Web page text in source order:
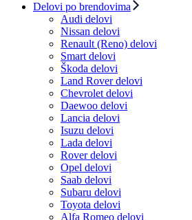
Delovi po brendovima
Audi delovi
Nissan delovi
Renault (Reno) delovi
Smart delovi
Škoda delovi
Land Rover delovi
Chevrolet delovi
Daewoo delovi
Lancia delovi
Isuzu delovi
Lada delovi
Rover delovi
Opel delovi
Saab delovi
Subaru delovi
Toyota delovi
Alfa Romeo delovi